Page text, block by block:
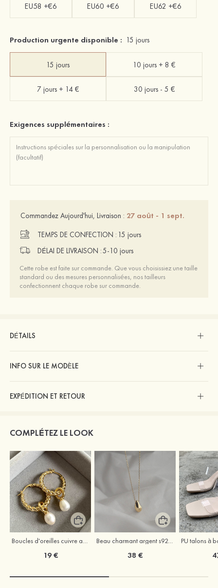
EU58 +€6 EU60 +€6 EU62 +€6
Production urgente disponible : 15 jours
15 jours 10 jours + 8 €
7 jours + 14 € 30 jours - 5 €
Exigences supplémentaires :
Commandez Aujourd'hui, Livraison : 27 août - 1 sept.
TEMPS DE CONFECTION : 15 jours
DÉLAI DE LIVRAISON :5-10 jours
Cette robe est faite sur commande. Que vous choisissiez une taille
standard ou des mesures personnalisées, nos tailleurs
confectionnent chaque robe sur commande.
DÉTAILS
INFO SUR LE MODÈLE
EXPÉDITION ET RETOUR
COMPLÉTEZ LE LOOK
Boucles d'oreilles cuivre avec perle
19 €
Beau charmant argent s925 colliers
38 €